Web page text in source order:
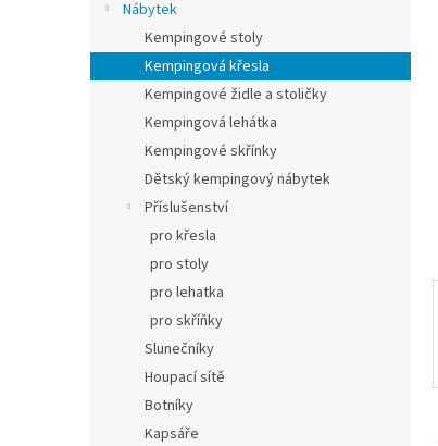
a
n
Nábytek
Kempingové stoly
Kempingová křesla
Kempingové židle a stoličky
Kempingová lehátka
Kempingové skřínky
Dětský kempingový nábytek
Příslušenství
pro křesla
pro stoly
pro lehatka
pro skříňky
Slunečníky
Houpací sítě
Botníky
Kapsáře